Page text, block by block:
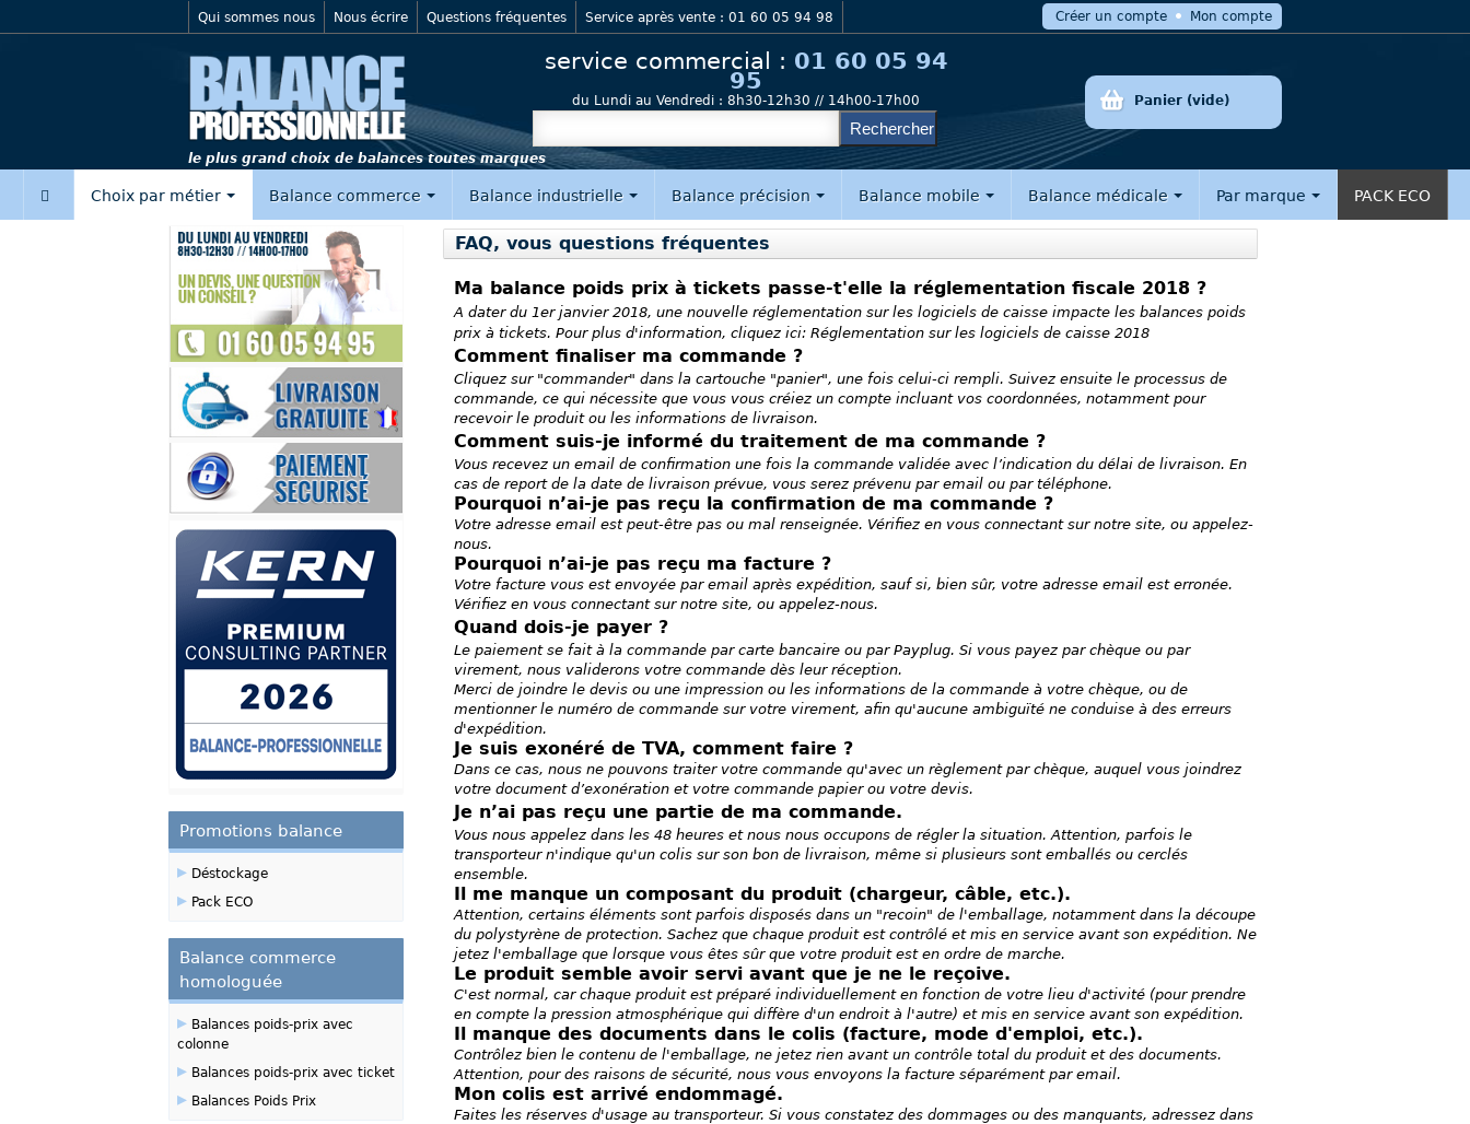
le plus grand choix de balances toutes marques
Qui sommes nous Nous écrire Questions fréquentes Service après vente : 01 60 05 94 98
service commercial : 01 60 05 94
95
du Lundi au Vendredi : 8h30-12h30 // 14h00-17h00 Panier (vide)
Créer un compte Mon compte
Choix par métier Balance commerce Balance industrielle Balance précision Balance mobile Balance médicale Par marque PACK ECO
FAQ, vous questions fréquentes
Ma balance poids prix à tickets passe-t'elle la réglementation fiscale 2018 ?
A dater du 1er janvier 2018, une nouvelle réglementation sur les logiciels de caisse impacte les balances poids
prix à tickets. Pour plus d'information, cliquez ici: Réglementation sur les logiciels de caisse 2018
Comment finaliser ma commande ?
Cliquez sur "commander" dans la cartouche "panier", une fois celui-ci rempli. Suivez ensuite le processus de
commande, ce qui nécessite que vous vous créiez un compte incluant vos coordonnées, notamment pour
recevoir le produit ou les informations de livraison.
Comment suis-je informé du traitement de ma commande ?
Vous recevez un email de confirmation une fois la commande validée avec l’indication du délai de livraison. En
cas de report de la date de livraison prévue, vous serez prévenu par email ou par téléphone.
Pourquoi n’ai-je pas reçu la confirmation de ma commande ?
Votre adresse email est peut-être pas ou mal renseignée. Vérifiez en vous connectant sur notre site, ou appelez-
nous.
Pourquoi n’ai-je pas reçu ma facture ?
Votre facture vous est envoyée par email après expédition, sauf si, bien sûr, votre adresse email est erronée.
Vérifiez en vous connectant sur notre site, ou appelez-nous.
Quand dois-je payer ?
Le paiement se fait à la commande par carte bancaire ou par Payplug. Si vous payez par chèque ou par
virement, nous validerons votre commande dès leur réception.
Merci de joindre le devis ou une impression ou les informations de la commande à votre chèque, ou de
mentionner le numéro de commande sur votre virement, afin qu'aucune ambiguïté ne conduise à des erreurs
d'expédition.
Je suis exonéré de TVA, comment faire ?
Dans ce cas, nous ne pouvons traiter votre commande qu'avec un règlement par chèque, auquel vous joindrez
votre document d’exonération et votre commande papier ou votre devis.
Je n’ai pas reçu une partie de ma commande.
Vous nous appelez dans les 48 heures et nous nous occupons de régler la situation. Attention, parfois le
transporteur n'indique qu'un colis sur son bon de livraison, même si plusieurs sont emballés ou cerclés
ensemble.
Il me manque un composant du produit (chargeur, câble, etc.).
Attention, certains éléments sont parfois disposés dans un "recoin" de l'emballage, notamment dans la découpe
du polystyrène de protection. Sachez que chaque produit est contrôlé et mis en service avant son expédition. Ne
jetez l'emballage que lorsque vous êtes sûr que votre produit est en ordre de marche.
Le produit semble avoir servi avant que je ne le reçoive.
C'est normal, car chaque produit est préparé individuellement en fonction de votre lieu d'activité (pour prendre
en compte la pression atmosphérique qui diffère d'un endroit à l'autre) et mis en service avant son expédition.
Il manque des documents dans le colis (facture, mode d'emploi, etc.).
Contrôlez bien le contenu de l'emballage, ne jetez rien avant un contrôle total du produit et des documents.
Attention, pour des raisons de sécurité, nous vous envoyons la facture séparément par email.
Mon colis est arrivé endommagé.
Faites les réserves d'usage au transporteur. Si vous constatez des dommages ou des manquants, adressez dans
Promotions balance
▸Déstockage
▸Pack ECO
Balance commerce
homologuée
▸Balances poids-prix avec
colonne
▸Balances poids-prix avec ticket
▸Balances Poids Prix